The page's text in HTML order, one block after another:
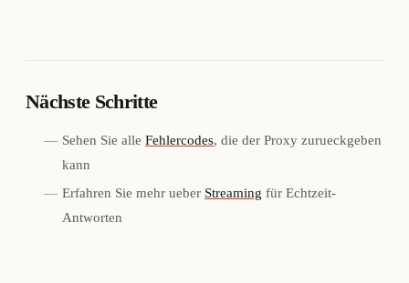
Nächste Schritte
Sehen Sie alle Fehlercodes, die der Proxy zurueckgeben
kann
Erfahren Sie mehr ueber Streaming für Echtzeit-
Antworten